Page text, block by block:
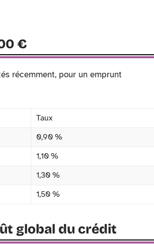
€
récemment, pour un emprunt
Taux
0,90 %
1,10 %
1,30 %
1,50 %
global du crédit